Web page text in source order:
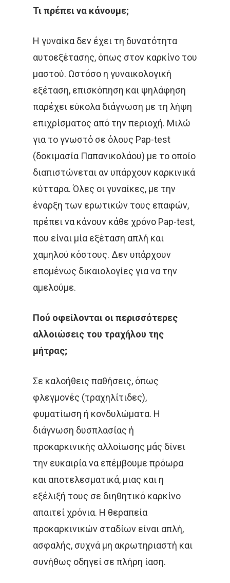
Τι πρέπει να κάνουμε;
Η γυναίκα δεν έχει τη δυνατότητα
αυτοεξέτασης, όπως στον καρκίνο του
μαστού. Ωστόσο η γυναικολογική
εξέταση, επισκόπηση και ψηλάφηση
παρέχει εύκολα διάγνωση με τη λήψη
επιχρίσματος από την περιοχή. Μιλώ
για το γνωστό σε όλους Pap-test
(δοκιμασία Παπανικολάου) με το οποίο
διαπιστώνεται αν υπάρχουν καρκινικά
κύτταρα. Όλες οι γυναίκες, με την
έναρξη των ερωτικών τους επαφών,
πρέπει να κάνουν κάθε χρόνο Pap-test,
που είναι μία εξέταση απλή και
χαμηλού κόστους. Δεν υπάρχουν
επομένως δικαιολογίες για να την
αμελούμε.
Πού οφείλονται οι περισσότερες
αλλοιώσεις του τραχήλου της
μήτρας;
Σε καλοήθεις παθήσεις, όπως
φλεγμονές (τραχηλίτιδες),
φυματίωση ή κονδυλώματα. Η
διάγνωση δυσπλασίας ή
προκαρκινικής αλλοίωσης μάς δίνει
την ευκαιρία να επέμβουμε πρόωρα
και αποτελεσματικά, μιας και η
εξέλιξή τους σε διηθητικό καρκίνο
απαιτεί χρόνια. Η θεραπεία
προκαρκινικών σταδίων είναι απλή,
ασφαλής, συχνά μη ακρωτηριαστή και
συνήθως οδηγεί σε πλήρη ίαση.
Μαρτυρίες
Συνεργασίες Μέλη
Ομάδα Των
Καλοήθη Νοσήματα
Κακοήθη Νοσήματα
Καρκίνος Του
Καρκίνος Μαστού
Καρκίνος Εντέρου
Καρκίνος Στομάχου
Οισοφάγου Και
Καρκίνος
& Ενδομητρίου
Καρκίνος
Λεμφώματα –
Λαιμού
Όγκοι Εγκεφάλου
Μεταστατική Νόσος
Παρενέργειες
Σπάνιοι Όγκοι
Τεχνικές
Εξωτερική
Βραχυθεραπεία
Στερεοταξία
Επικαιρότητα
Νέα
Βιβλία
Εφημερίδες &
Επιστημονικές
Έρευνα
Επικοινωνία
Ελληνικα
Αναζήτηση
Άκος | Δείτε Τα Βίντεο
Συνεργασία
Ετικέτες
IMRT MOVEMBER
ΒΡΑΧΥΘΕΡΑΠΕΊΑ
ΔΡ. ΔΈΣΠΟΙΝΑ ΚΑΤΣΏΧΗ
ΕΚΔΉΛΩΣΗ
ΚΑΡΚΊΝΟΣ ΤΟΥ ΜΑΣΤΟΎ